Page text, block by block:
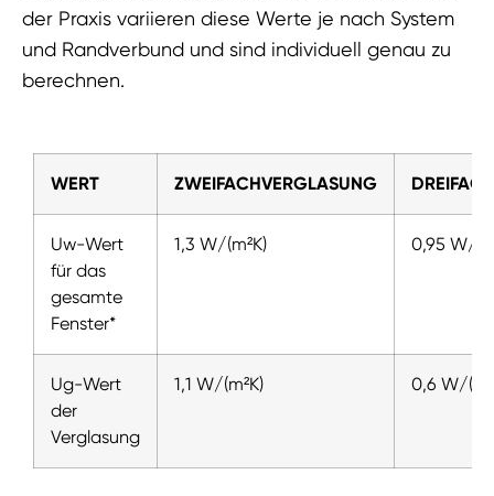
der Praxis variieren diese Werte je nach System
und Randverbund und sind individuell genau zu
berechnen.
WERT ZWEIFACHVERGLASUNG
Uw-Wert
für das
gesamte
Fenster*
1,3 W/(m²K) 0,95 W/
Ug-Wert
der
Verglasung
1,1 W/(m²K) 0,6 W/